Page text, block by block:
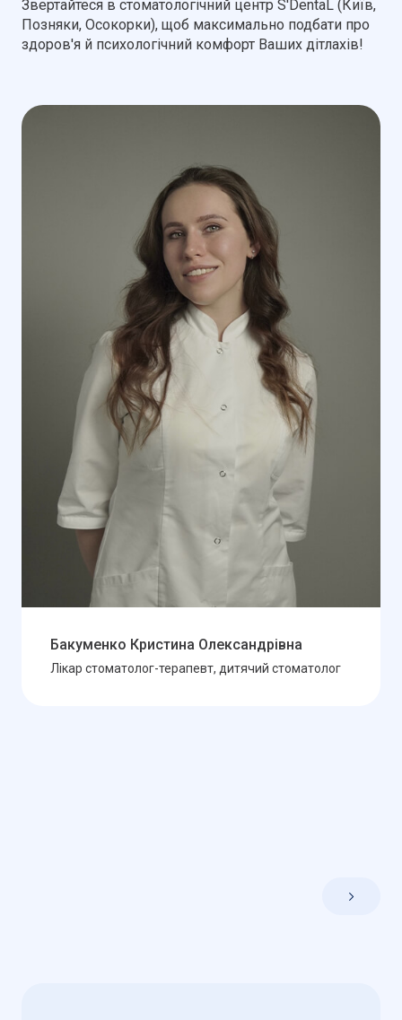
Звертайтеся в стоматологічний центр S'DentaL (Київ,
Позняки, Осокорки), щоб максимально подбати про
здоров'я й психологічний комфорт Ваших дітлахів!
Бакуменко Кристина Олександрівна
Лікар стоматолог-терапевт, дитячий стоматолог